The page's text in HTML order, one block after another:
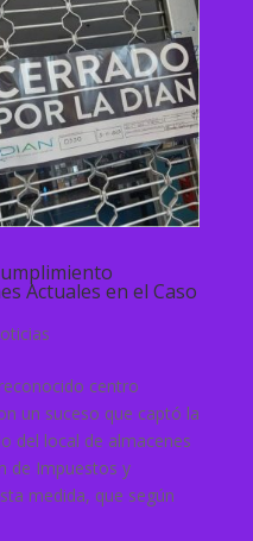
Actuales en el Caso
centro
un suceso que captó la
del local de almacenes
de Impuestos y
medida, que según